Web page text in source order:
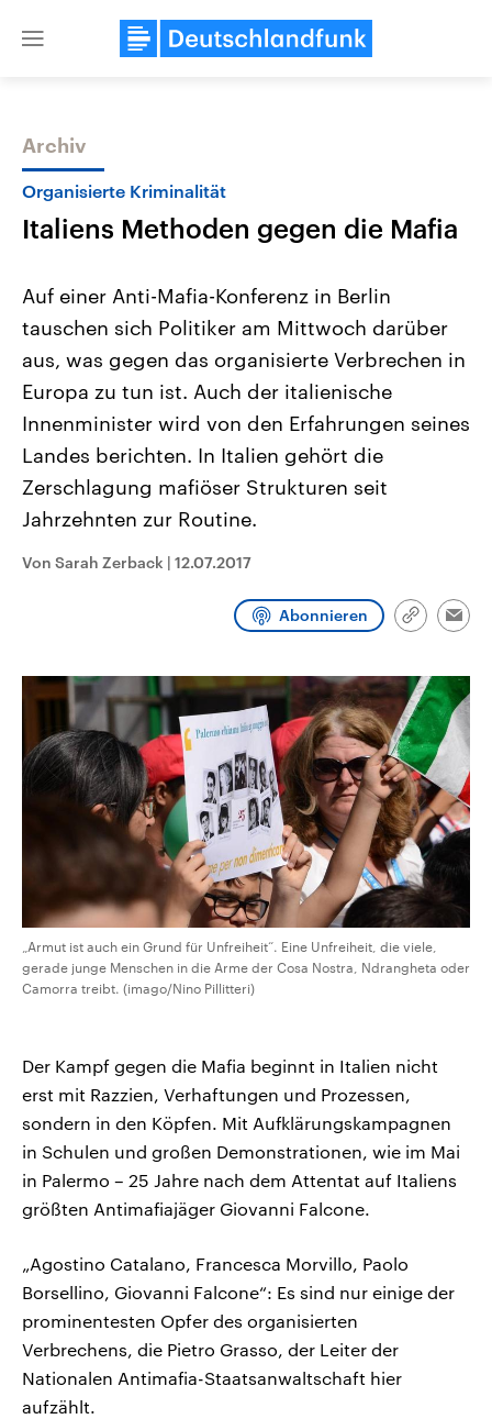
Close
Themen
Landtagswahl Sachsen-Anhalt
2026
Alle Informationen
Sachsen-Anhalt wählt am 6.
September 2026 einen neuen
Bundesland von einer Koalition aus
Umfragen, Prognosen,
und Hintergründe zu den Parteien
und Kandidaten der anstehenden
USA
Aktuelle Beiträge,
Hintergründe
Wirtschaftlich und
gehören die Vereinigten
den mächtigsten Ländern
mit großem Einfluss auf
Sendungen Programm
Archiv
Organisierte Kriminalität
Italiens Methoden gegen die Mafia
Auf einer Anti-Mafia-Konferenz in Berlin
tauschen sich Politiker am Mittwoch darüber
aus, was gegen das organisierte Verbrechen in
Europa zu tun ist. Auch der italienische
Innenminister wird von den Erfahrungen seines
Landes berichten. In Italien gehört die
Zerschlagung mafiöser Strukturen seit
Jahrzehnten zur Routine.
Von Sarah Zerback | 12.07.2017
Abonnieren
Link
„Armut ist auch ein Grund für Unfreiheit“. Eine Unfreiheit, die viele,
gerade junge Menschen in die Arme der Cosa Nostra, Ndrangheta oder
Camorra treibt. (imago/Nino Pillitteri)
Der Kampf gegen die Mafia beginnt in Italien nicht
erst mit Razzien, Verhaftungen und Prozessen,
sondern in den Köpfen. Mit Aufklärungskampagnen
in Schulen und großen Demonstrationen, wie im Mai
in Palermo – 25 Jahre nach dem Attentat auf Italiens
größten Antimafiajäger Giovanni Falcone.
„Agostino Catalano, Francesca Morvillo, Paolo
Borsellino, Giovanni Falcone“: Es sind nur einige der
prominentesten Opfer des organisierten
Verbrechens, die Pietro Grasso, der Leiter der
Nationalen Antimafia-Staatsanwaltschaft hier
aufzählt.